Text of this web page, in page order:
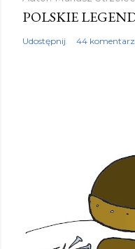
POLSKIE
Udostępnij 44